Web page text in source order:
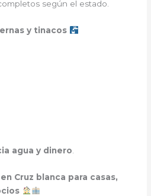
según el estado.
y tinacos
agua y dinero
Cruz blanca para casas,